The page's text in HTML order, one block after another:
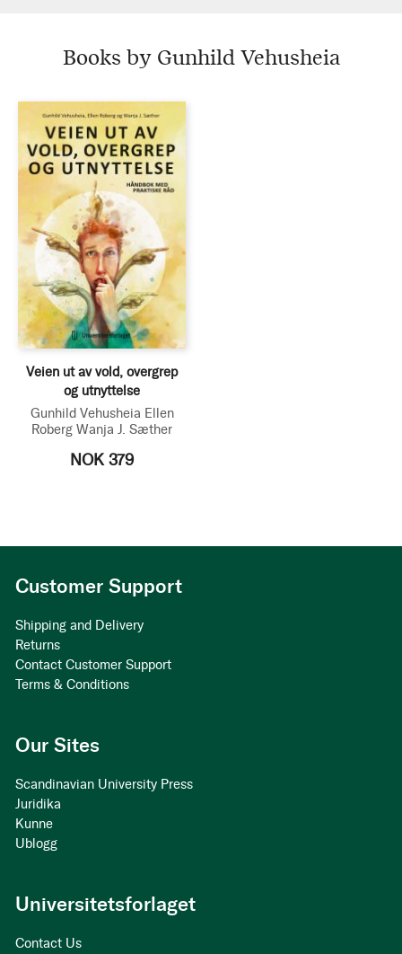
Books by Gunhild Vehusheia
Veien ut av vold, overgrep
og utnyttelse
Gunhild Vehusheia Ellen
Roberg Wanja J. Sæther
NOK 379
Customer Support
Shipping and Delivery
Returns
Contact Customer Support
Terms & Conditions
Our Sites
Scandinavian University Press
Juridika
Kunne
Ublogg
Universitetsforlaget
Contact Us